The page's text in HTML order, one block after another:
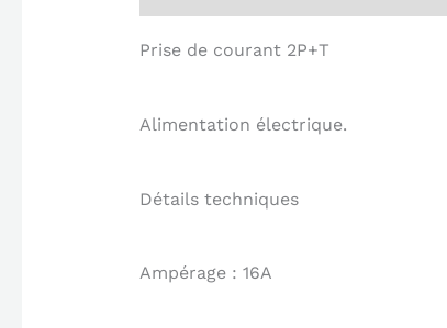
Prise de courant 2P+T
Alimentation électrique.
Détails techniques
Ampérage : 16A